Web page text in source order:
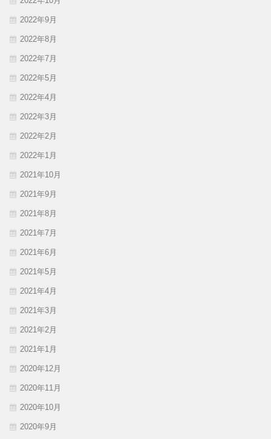
2022年9月
2022年8月
2022年7月
2022年5月
2022年4月
2022年3月
2022年2月
2022年1月
2021年10月
2021年9月
2021年8月
2021年7月
2021年6月
2021年5月
2021年4月
2021年3月
2021年2月
2021年1月
2020年12月
2020年11月
2020年10月
2020年9月